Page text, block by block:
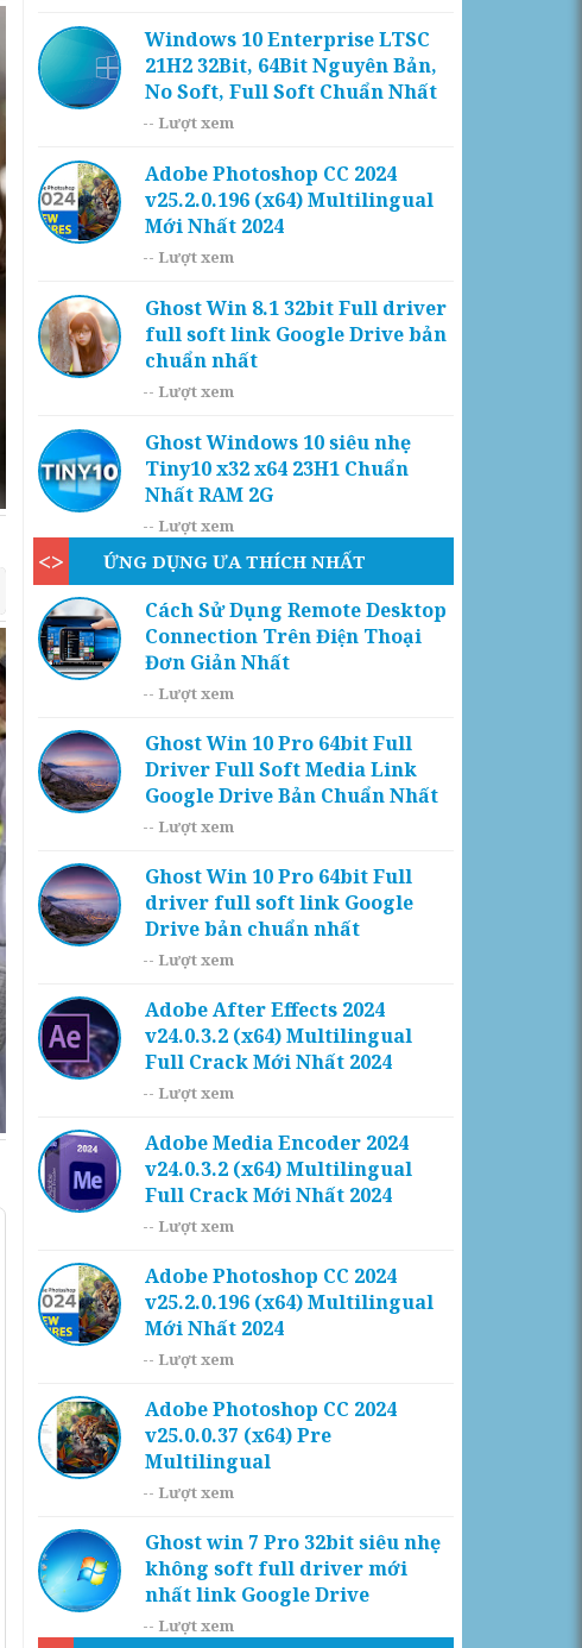
Windows 10 Enterprise LTSC
21H2 32Bit, 64Bit Nguyên Bản,
No Soft, Full Soft Chuẩn Nhất
-- Lượt xem
Adobe Photoshop CC 2024
v25.2.0.196 (x64) Multilingual
Mới Nhất 2024
-- Lượt xem
Ghost Win 8.1 32bit Full driver
full soft link Google Drive bản
chuẩn nhất
-- Lượt xem
Ghost Windows 10 siêu nhẹ
Tiny10 x32 x64 23H1 Chuẩn
Nhất RAM 2G
-- Lượt xem
ỨNG DỤNG ƯA THÍCH NHẤT
Cách Sử Dụng Remote Desktop
Connection Trên Điện Thoại
Đơn Giản Nhất
-- Lượt xem
Ghost Win 10 Pro 64bit Full
Driver Full Soft Media Link
Google Drive Bản Chuẩn Nhất
-- Lượt xem
Ghost Win 10 Pro 64bit Full
driver full soft link Google
Drive bản chuẩn nhất
-- Lượt xem
Adobe After Effects 2024
v24.0.3.2 (x64) Multilingual
Full Crack Mới Nhất 2024
-- Lượt xem
Adobe Media Encoder 2024
v24.0.3.2 (x64) Multilingual
Full Crack Mới Nhất 2024
-- Lượt xem
Adobe Photoshop CC 2024
v25.2.0.196 (x64) Multilingual
Mới Nhất 2024
-- Lượt xem
Adobe Photoshop CC 2024
v25.0.0.37 (x64) Pre
Multilingual
-- Lượt xem
Ghost win 7 Pro 32bit siêu nhẹ
không soft full driver mới
nhất link Google Drive
-- Lượt xem